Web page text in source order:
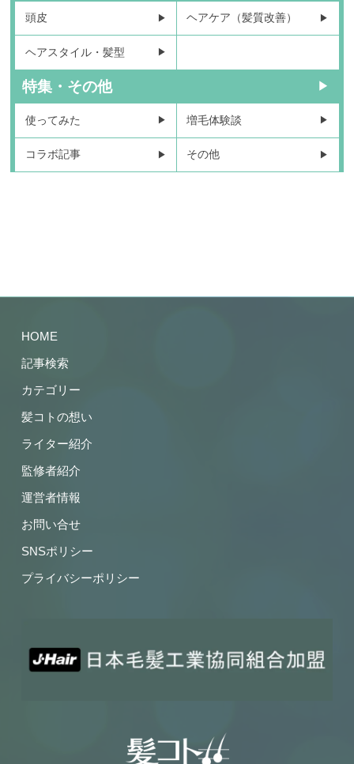
頭皮 ヘアケア（髪質改善）
ヘアスタイル・髪型
特集・その他
使ってみた 増毛体験談
コラボ記事 その他
HOME
記事検索
カテゴリー
髪コトの想い
ライター紹介
監修者紹介
運営者情報
お問い合せ
SNSポリシー
プライバシーポリシー